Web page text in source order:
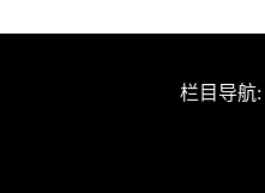
栏目导航: